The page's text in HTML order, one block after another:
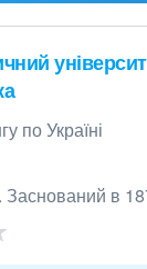
по Україні
в